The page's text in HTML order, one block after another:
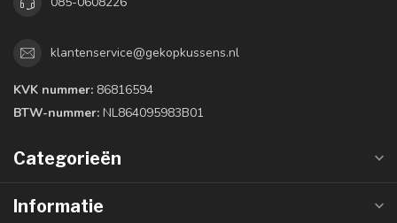
klantenservice@gekopkussens.nl
KVK nummer: 86816594
BTW-nummer: NL864095983B01
Categorieën
Informatie